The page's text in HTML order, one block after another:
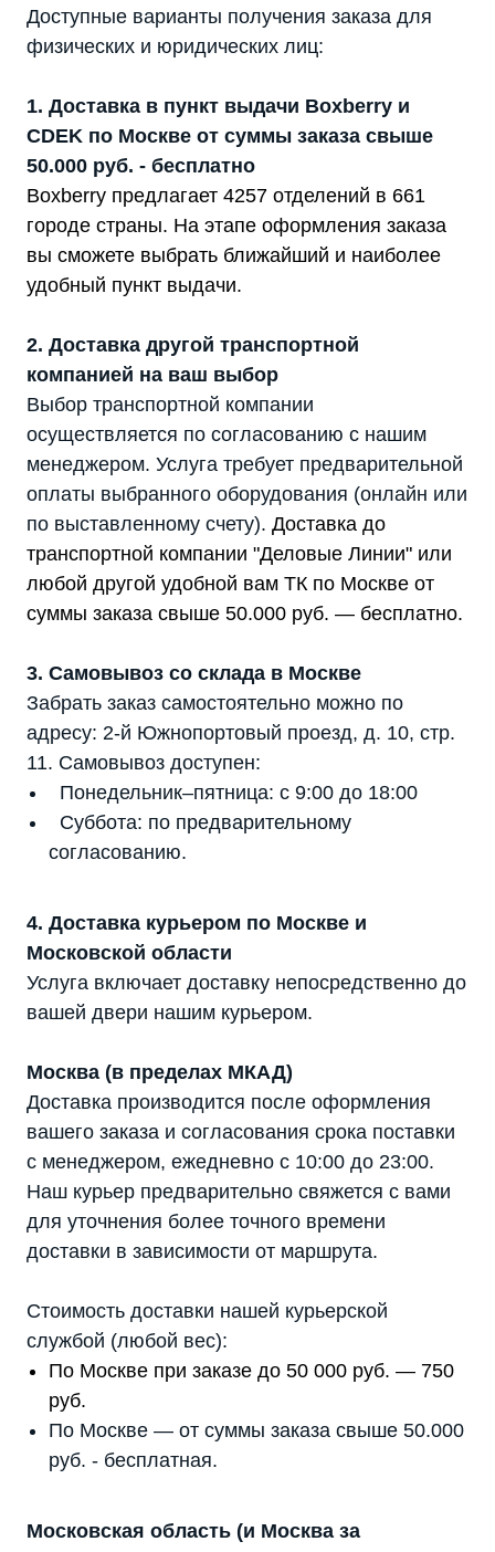
Доступные варианты получения заказа для
физических и юридических лиц:
1. Доставка в пункт выдачи Boxberry и
CDEK по Москве от суммы заказа свыше
50.000 руб. - бесплатно
Boxberry предлагает 4257 отделений в 661
городе страны. На этапе оформления заказа
вы сможете выбрать ближайший и наиболее
удобный пункт выдачи.
2. Доставка другой транспортной
компанией на ваш выбор
Выбор транспортной компании
осуществляется по согласованию с нашим
менеджером. Услуга требует предварительной
оплаты выбранного оборудования (онлайн или
по выставленному счету). Доставка до
транспортной компании "Деловые Линии" или
любой другой удобной вам ТК по Москве от
суммы заказа свыше 50.000 руб. — бесплатно.
3. Самовывоз со склада в Москве
Забрать заказ самостоятельно можно по
адресу: 2-й Южнопортовый проезд, д. 10, стр.
11. Самовывоз доступен:
Понедельник–пятница: с 9:00 до 18:00
Суббота: по предварительному
согласованию.
4. Доставка курьером по Москве и
Московской области
Услуга включает доставку непосредственно до
вашей двери нашим курьером.
Москва (в пределах МКАД)
Доставка производится после оформления
вашего заказа и согласования срока поставки
с менеджером, ежедневно с 10:00 до 23:00.
Наш курьер предварительно свяжется с вами
для уточнения более точного времени
доставки в зависимости от маршрута.
Стоимость доставки нашей курьерской
службой (любой вес):
По Москве при заказе до 50 000 руб. — 750
руб.
По Москве — от суммы заказа свыше 50.000
руб. - бесплатная.
Московская область (и Москва за
Мы являемся
официальным
дилером ГК «Штиль"
Телефон: Почта:
стабилизатора или ИБП и наши
Оставить заявку